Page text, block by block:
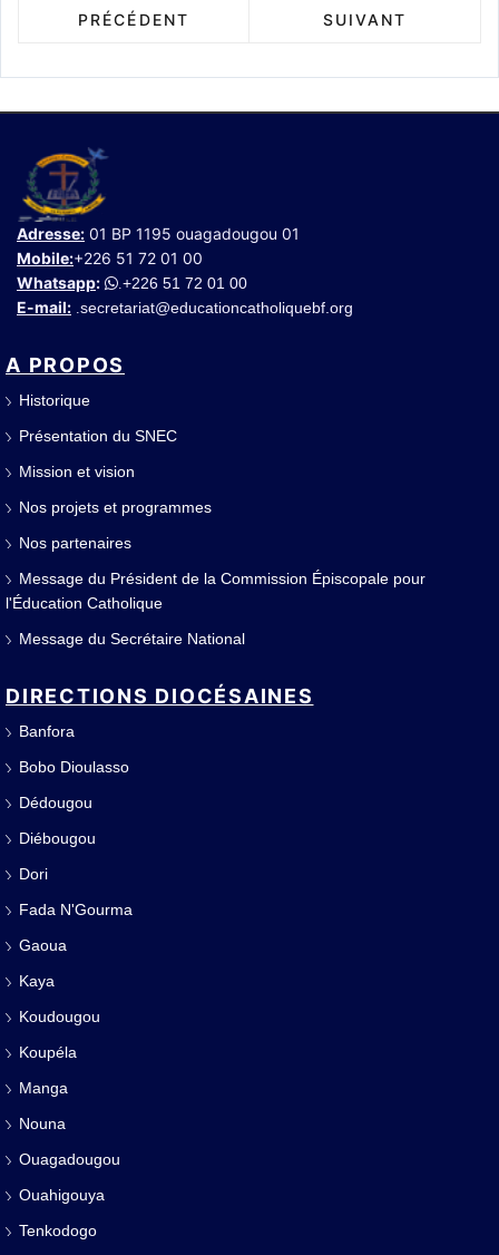
PRÉCÉDENT SUIVANT
Adresse: 01 BP 1195 ouagadougou 01
Mobile:+226 51 72 01 00
Whatsapp: +226 51 72 01 00
E-mail: secretariat@educationcatholiquebf.org
A PROPOS
Historique
Présentation du SNEC
Mission et vision
Nos projets et programmes
Nos partenaires
Message du Président de la Commission Épiscopale pour
l'Éducation Catholique
Message du Secrétaire National
DIRECTIONS DIOCÉSAINES
Banfora
Bobo Dioulasso
Dédougou
Diébougou
Dori
Fada N'Gourma
Gaoua
Kaya
Koudougou
Koupéla
Manga
Nouna
Ouagadougou
Ouahigouya
Tenkodogo